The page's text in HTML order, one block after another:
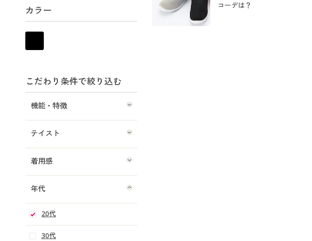
コーデは？
カラー
こだわり条件で絞り込む
機能・特徴
テイスト
着用感
年代
20代
30代